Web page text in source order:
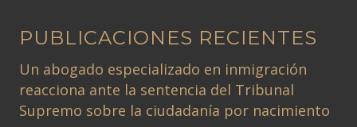
PUBLICACIONES RECIENTES
Un abogado especializado en inmigración
reacciona ante la sentencia del Tribunal
Supremo sobre la ciudadanía por nacimiento